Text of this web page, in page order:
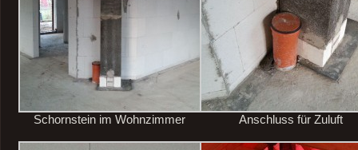
Schornstein im Wohnzimmer Anschluss für Zuluft